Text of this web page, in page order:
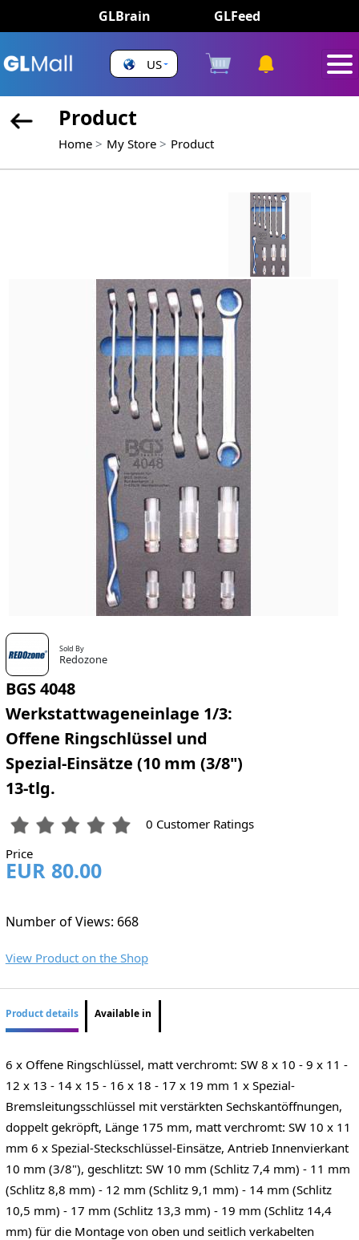
GLBrain GLFeed
US
Product
Home My Store Product
Sold By
Redozone
BGS 4048
Werkstattwageneinlage 1/3:
Offene Ringschlüssel und
Spezial-Einsätze (10 mm (3/8")
13-tlg.
0 Customer Ratings
Price
EUR 80.00
Number of Views: 668
View Product on the Shop
Product details Available in
6 x Offene Ringschlüssel, matt verchromt: SW 8 x 10 - 9 x 11 -
12 x 13 - 14 x 15 - 16 x 18 - 17 x 19 mm 1 x Spezial-
Bremsleitungsschlüssel mit verstärkten Sechskantöffnungen,
doppelt gekröpft, Länge 175 mm, matt verchromt: SW 10 x 11
mm 6 x Spezial-Steckschlüssel-Einsätze, Antrieb Innenvierkant
10 mm (3/8"), geschlitzt: SW 10 mm (Schlitz 7,4 mm) - 11 mm
(Schlitz 8,8 mm) - 12 mm (Schlitz 9,1 mm) - 14 mm (Schlitz
10,5 mm) - 17 mm (Schlitz 13,3 mm) - 19 mm (Schlitz 14,4
mm) für die Montage von oben und seitlich verkabelten